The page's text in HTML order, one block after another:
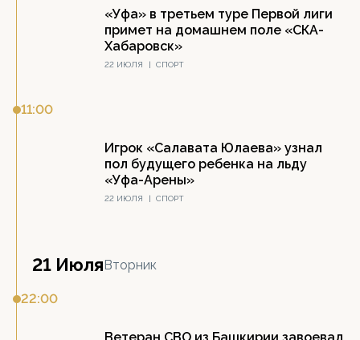
«Уфа» в третьем туре Первой лиги
примет на домашнем поле «СКА-
Хабаровск»
22 ИЮЛЯ | СПОРТ
11:00
Игрок «Салавата Юлаева» узнал
пол будущего ребенка на льду
«Уфа-Арены»
22 ИЮЛЯ | СПОРТ
21 ИюляВторник
22:00